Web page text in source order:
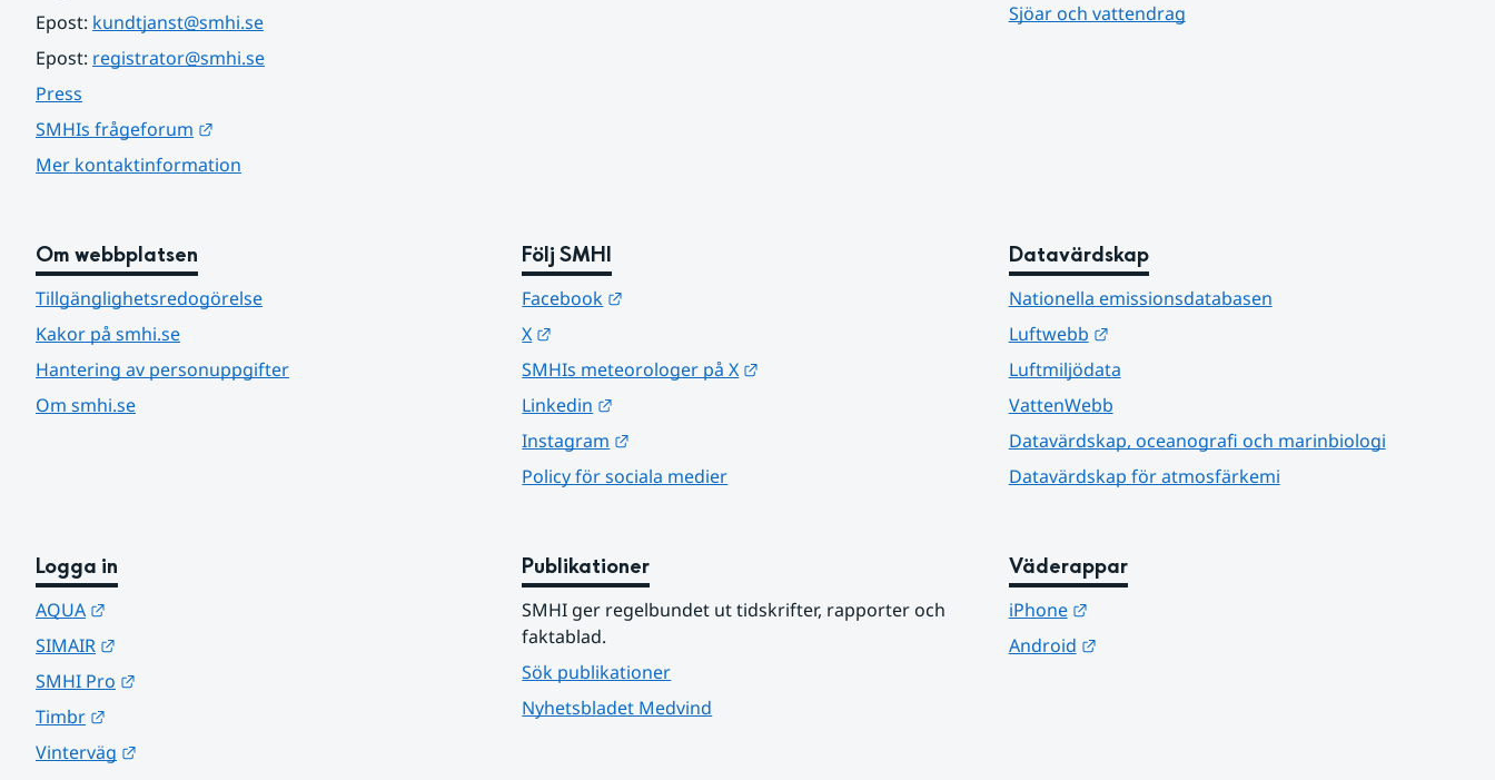
Epost: kundtjanst@smhi.se
Epost: registrator@smhi.se
Press
SMHIs frågeforum
Mer kontaktinformation
Sjöar och vattendrag
Om webbplatsen
Tillgänglighetsredogörelse
Kakor på smhi.se
Hantering av personuppgifter
Om smhi.se
Följ SMHI
Facebook
X
SMHIs meteorologer på X
Linkedin
Instagram
Policy för sociala medier
Datavärdskap
Nationella emissionsdatabasen
Luftwebb
Länk till annan webbplats.
Luftmiljödata
VattenWebb
Datavärdskap, oceanografi och marinbiologi
Datavärdskap för atmosfärkemi
Logga in
AQUA
SIMAIR
SMHI Pro
Timbr
Vinterväg
Publikationer
SMHI ger regelbundet ut tidskrifter, rapporter och
faktablad.
Sök publikationer
Nyhetsbladet Medvind
Väderappar
iPhone
Länk till annan webbplats.
Android
Länk till annan webbplats.